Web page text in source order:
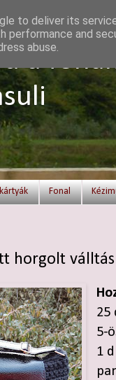
a
Fonal
horgolt
25
5-
1
to deliver its
performance and
abuse.